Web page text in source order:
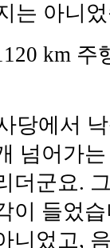
는 아니
km
당에서
넘어가
더군요.
이 들었
니었고,